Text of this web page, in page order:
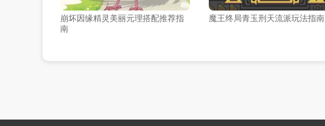
崩坏因缘精灵美丽元理搭配推荐指
南
魔王终局青玉刑天流派玩法指南